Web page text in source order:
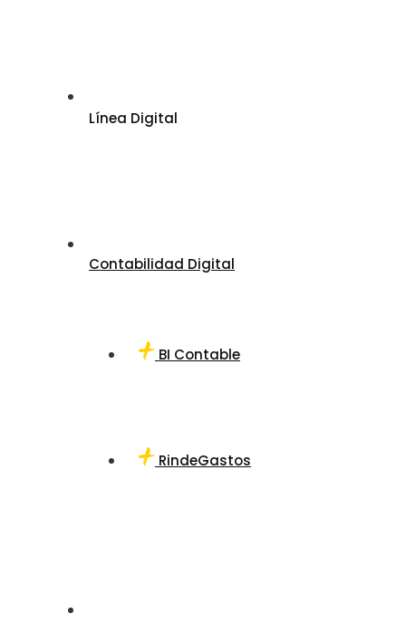
Línea Digital
Contabilidad Digital
BI Contable
RindeGastos